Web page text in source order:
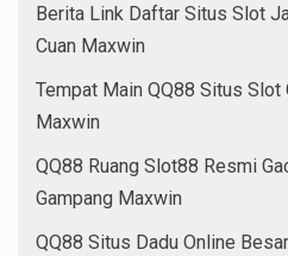
Berita Link Daftar Situs Slot
Cuan Maxwin
Tempat Main QQ88 Situs Slot
Maxwin
QQ88 Ruang Slot88 Resmi
Gampang Maxwin
QQ88 Situs Dadu Online